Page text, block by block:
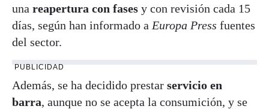
una reapertura con fases y con revisión cada 15
días, según han informado a Europa Press fuentes
del sector.
PUBLICIDAD
Además, se ha decidido prestar servicio en
barra, aunque no se acepta la consumición, y se